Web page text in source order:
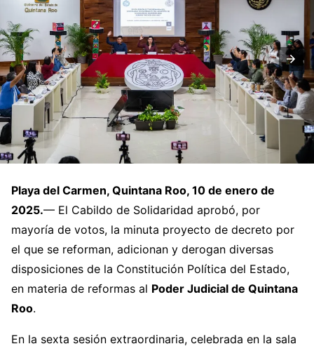
Playa del Carmen, Quintana Roo, 10 de enero de
2025.— El Cabildo de Solidaridad aprobó, por
mayoría de votos, la minuta proyecto de decreto por
el que se reforman, adicionan y derogan diversas
disposiciones de la Constitución Política del Estado,
en materia de reformas al Poder Judicial de Quintana
Roo.
En la sexta sesión extraordinaria, celebrada en la sala